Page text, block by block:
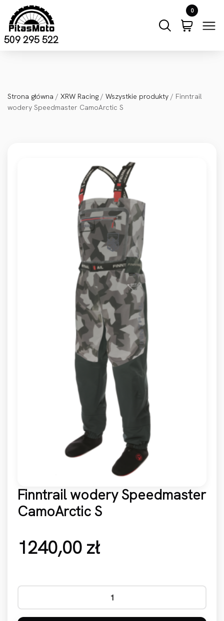
Przejdź do treści
509 295 522
0
Strona główna / XRW Racing / Wszystkie produkty / Finntrail
wodery Speedmaster CamoArctic S
Finntrail wodery Speedmaster
CamoArctic S
1240,00 zł
ilość Finntrail wodery Speedmaster CamoArctic S